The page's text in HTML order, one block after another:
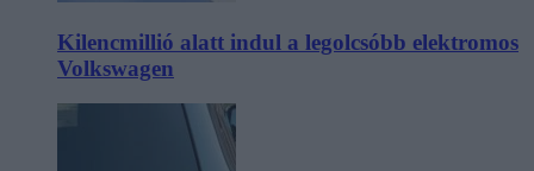
Kilencmillió alatt indul a legolcsóbb elektromos
Volkswagen